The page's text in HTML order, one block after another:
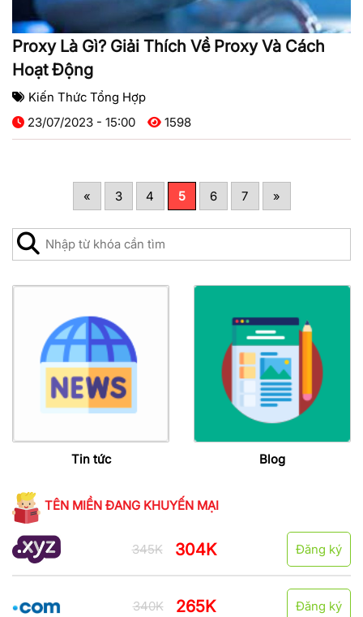
Proxy Là Gì? Giải Thích Về Proxy Và Cách
Hoạt Động
Kiến Thức Tổng Hợp
23/07/2023 - 15:00
1598
« 3 4 5 6 7 »
Tin tức Blog
TÊN MIỀN ĐANG KHUYẾN MẠI
345K 304K Đăng ký
340K 265K Đăng ký